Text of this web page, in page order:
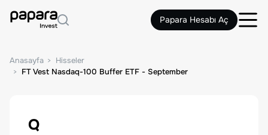
Papara Hesabı Aç
Anasayfa
Hisseler
FT Vest Nasdaq-100 Buffer ETF - September
Q